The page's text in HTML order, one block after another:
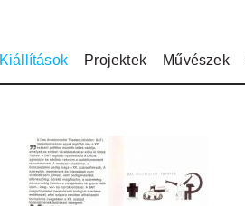
Kiállítások Projektek Művészek